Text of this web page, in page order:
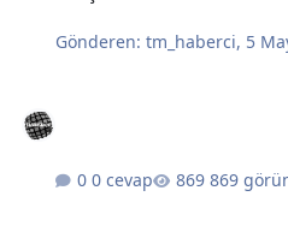
Gönderen:tm_haberci, 5
0 cevap 869